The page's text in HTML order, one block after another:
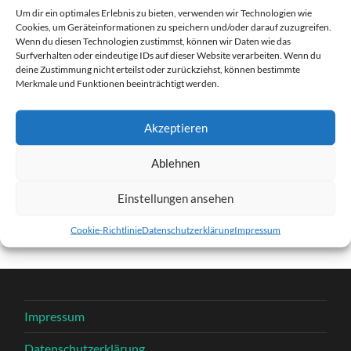
Um dir ein optimales Erlebnis zu bieten, verwenden wir Technologien wie
Cookies, um Geräteinformationen zu speichern und/oder darauf zuzugreifen.
Wenn du diesen Technologien zustimmst, können wir Daten wie das
Surfverhalten oder eindeutige IDs auf dieser Website verarbeiten. Wenn du
deine Zustimmung nicht erteilst oder zurückziehst, können bestimmte
Merkmale und Funktionen beeinträchtigt werden.
Akzeptieren
Ablehnen
Einstellungen ansehen
Cookie-RichtlinieDatenschutzerklärungImpressum
27. DEZEMBER 2016 1280x1280 PX
« Vorheriger
abzugeben.
Impressum